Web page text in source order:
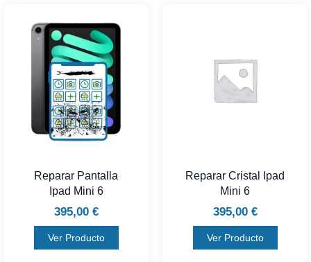
Reparar Pantalla
Ipad Mini 6
395,00 €
Ver Producto
Reparar Cristal Ipad
Mini 6
395,00 €
Ver Producto